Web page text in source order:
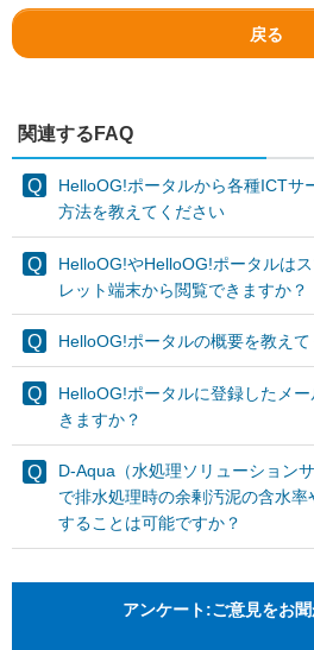
戻る
関連するFAQ
HelloOG!ポータルから各種ICTサ
方法を教えてください
HelloOG!やHelloOG!ポータルは
レット端末から閲覧できますか？
HelloOG!ポータルの概要を教え
HelloOG!ポータルに登録したメ
きますか？
D-Aqua（水処理ソリューション
で排水処理時の余剰汚泥の含水
することは可能ですか？
アンケート:ご意見をお